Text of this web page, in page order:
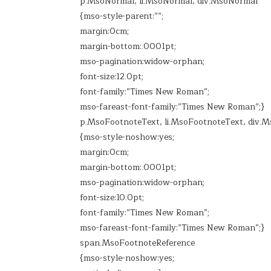
{mso-style-parent:””;
margin:0cm;
margin-bottom:.0001pt;
mso-pagination:widow-orphan;
font-size:12.0pt;
font-family:”Times New Roman”;
mso-fareast-font-family:”Times New Roman”;}
p.MsoFootnoteText, li.MsoFootnoteText,
{mso-style-noshow:yes;
margin:0cm;
margin-bottom:.0001pt;
mso-pagination:widow-orphan;
font-size:10.0pt;
font-family:”Times New Roman”;
mso-fareast-font-family:”Times New Roman”;}
span.MsoFootnoteReference
{mso-style-noshow:yes;